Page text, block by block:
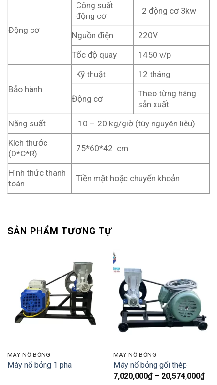
Động cơ
Công suất
động cơ
2 động cơ 3kw
Nguồn điện
220V
Tốc độ quay
1450 v/p
Bảo hành
Kỹ thuật 12 tháng
Động cơ
Theo từng hãng
sản xuất
Năng suất
10 – 20 kg/giờ (tùy nguyên liệu)
Kích thước
(D*C*R)
75*60*42 cm
Hình thức thanh
toán
Tiền mặt hoặc chuyển khoản
SẢN PHẨM TƯƠNG TỰ
MÁY NỔ BỎNG
Máy nổ bỏng 1 pha
MÁY NỔ BỎNG
Máy nổ bỏng gối thép
7,020,000₫ – 20,574,000₫